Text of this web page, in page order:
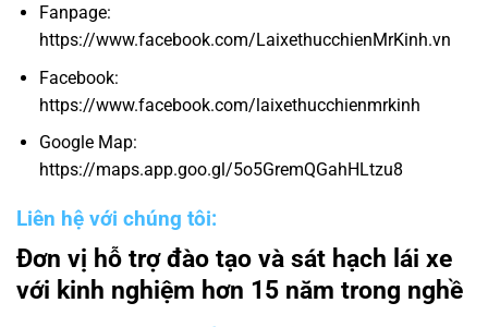
Fanpage:
https://www.facebook.com/LaixethucchienMrKinh.vn
Facebook:
https://www.facebook.com/laixethucchienmrkinh
Google Map:
https://maps.app.goo.gl/5o5GremQGahHLtzu8
Liên hệ với chúng tôi:
Đơn vị hỗ trợ đào tạo và sát hạch lái xe
với kinh nghiệm hơn 15 năm trong nghề